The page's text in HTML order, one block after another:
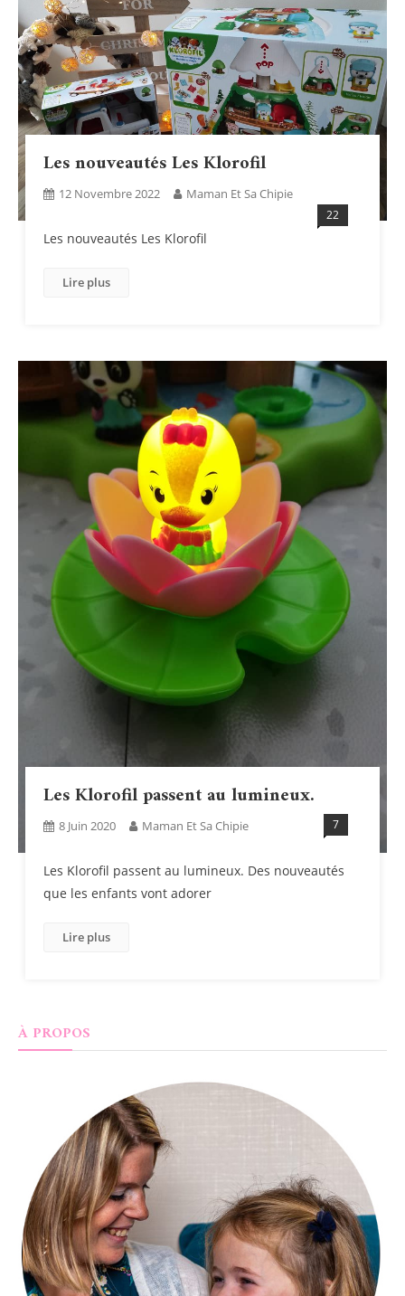
Les nouveautés Les Klorofil
12 Novembre 2022 Maman Et Sa Chipie
22
Les nouveautés Les Klorofil
Lire plus
Les Klorofil passent au lumineux.
8 Juin 2020 Maman Et Sa Chipie 7
Les Klorofil passent au lumineux. Des nouveautés
que les enfants vont adorer
Lire plus
À PROPOS